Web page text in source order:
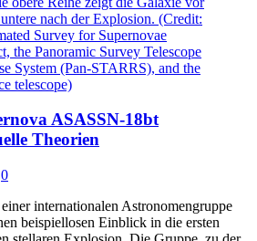
ASASSN-18bt
Theorien
0
internationalen Astronomengruppe
beispiellosen Einblick in die ersten